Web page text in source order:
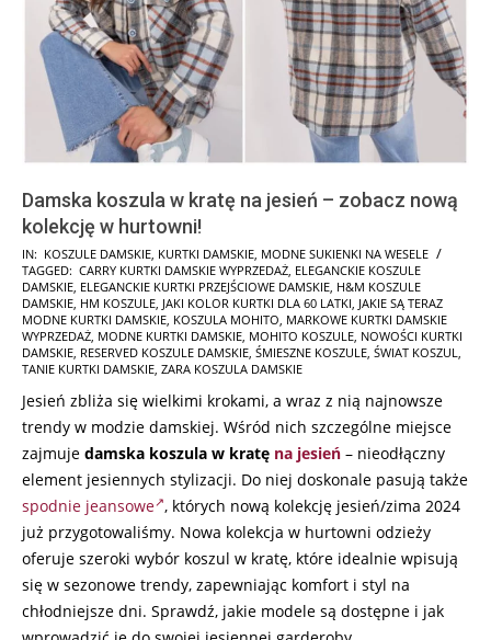
Damska koszula w kratę na jesień – zobacz nową
kolekcję w hurtowni!
2024-
07-
25
IN: KOSZULE DAMSKIE KURTKI DAMSKIE MODNE SUKIENKI NA WESELE
TAGGED: CARRY KURTKI DAMSKIE WYPRZEDAŻ ELEGANCKIE KOSZULE
DAMSKIE ELEGANCKIE KURTKI PRZEJŚCIOWE DAMSKIE H&M KOSZULE
DAMSKIE HM KOSZULE JAKI KOLOR KURTKI DLA 60 LATKI JAKIE SĄ TERAZ
MODNE KURTKI DAMSKIE KOSZULA MOHITO MARKOWE KURTKI DAMSKIE
WYPRZEDAŻ MODNE KURTKI DAMSKIE MOHITO KOSZULE NOWOŚCI KURTKI
DAMSKIE RESERVED KOSZULE DAMSKIE ŚMIESZNE KOSZULE ŚWIAT KOSZUL
TANIE KURTKI DAMSKIE ZARA KOSZULA DAMSKIE
Jesień zbliża się wielkimi krokami, a wraz z nią najnowsze
trendy w modzie damskiej. Wśród nich szczególne miejsce
zajmuje damska koszula w kratę na jesień – nieodłączny
element jesiennych stylizacji. Do niej doskonale pasują także
spodnie jeansowe , których nową kolekcję jesień/zima 2024
już przygotowaliśmy. Nowa kolekcja w hurtowni odzieży
oferuje szeroki wybór koszul w kratę, które idealnie wpisują
się w sezonowe trendy, zapewniając komfort i styl na
chłodniejsze dni. Sprawdź, jakie modele są dostępne i jak